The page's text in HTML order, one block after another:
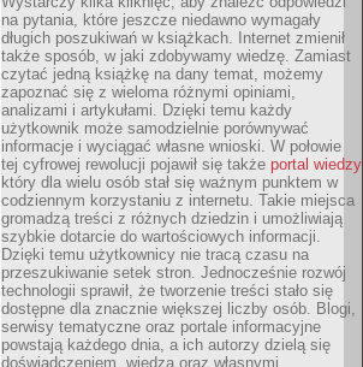
na pytania, które jeszcze niedawno wymagały
długich poszukiwań w książkach. Internet zmienił
także sposób, w jaki zdobywamy wiedzę. Zamiast
czytać jedną książkę na dany temat, możemy
zapoznać się z wieloma różnymi opiniami,
analizami i artykułami. Dzięki temu każdy
użytkownik może samodzielnie porównywać
informacje i wyciągać własne wnioski. W połowie
tej cyfrowej rewolucji pojawił się także portal wiedzy
który dla wielu osób stał się ważnym punktem w
codziennym korzystaniu z internetu. Takie miejsca
gromadzą treści z różnych dziedzin i umożliwiają
szybkie dotarcie do wartościowych informacji.
Dzięki temu użytkownicy nie tracą czasu na
przeszukiwanie setek stron. Jednocześnie rozwój
technologii sprawił, że tworzenie treści stało się
dostępne dla znacznie większej liczby osób. Blogi,
serwisy tematyczne oraz portale informacyjne
powstają każdego dnia, a ich autorzy dzielą się
doświadczeniem, wiedzą oraz własnymi